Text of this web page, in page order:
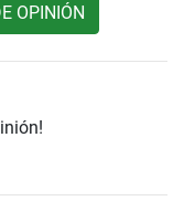
OPINIÓN